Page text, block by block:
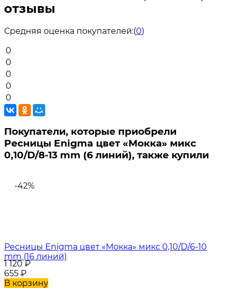
отзывы
Средняя оценка покупателей:(0)
0
0
0
0
0
Покупатели, которые приобрели
Ресницы Enigma цвет «Мокка» микс
0,10/D/8-13 mm (6 линий), также купили
-42%
Ресницы Enigma цвет «Мокка» микс 0,10/D/6-10
mm (16 линий)
1 120₽
655 ₽
В корзину